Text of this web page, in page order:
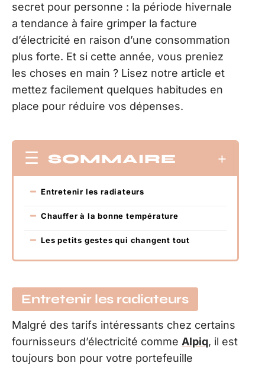
secret pour personne : la période hivernale
a tendance à faire grimper la facture
d’électricité en raison d’une consommation
plus forte. Et si cette année, vous preniez
les choses en main ? Lisez notre article et
mettez facilement quelques habitudes en
place pour réduire vos dépenses.
SOMMAIRE
Entretenir les radiateurs
Chauffer à la bonne température
Les petits gestes qui changent tout
Entretenir les radiateurs
Malgré des tarifs intéressants chez certains
fournisseurs d’électricité comme Alpiq, il est
toujours bon pour votre portefeuille